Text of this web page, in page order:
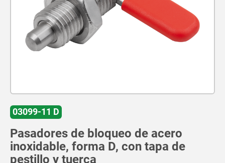
03099-11 D
Pasadores de bloqueo de acero
inoxidable, forma D, con tapa de
pestillo y tuerca